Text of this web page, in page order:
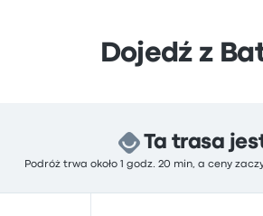
Dojedź z
Ta trasa
Podróż trwa około 1 godz. 20 min, a ceny